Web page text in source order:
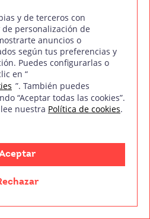
es importante dominar
e iluminación digital
de 35
de
por el cine y el diseño
real?Forma parte del Curso
y de terceros con
personalización de
anuncios o
según tus preferencias y
Puedes configurarlas o
en “
”. También puedes
“Aceptar todas las cookies”.
nuestra Política de cookies.